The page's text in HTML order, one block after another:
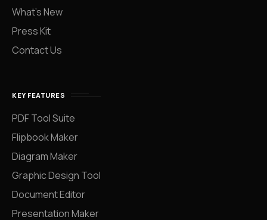
What’s New
Press Kit
Contact Us
KEY FEATURES
PDF Tool Suite
Flipbook Maker
Diagram Maker
Graphic Design Tool
Document Editor
Presentation Maker